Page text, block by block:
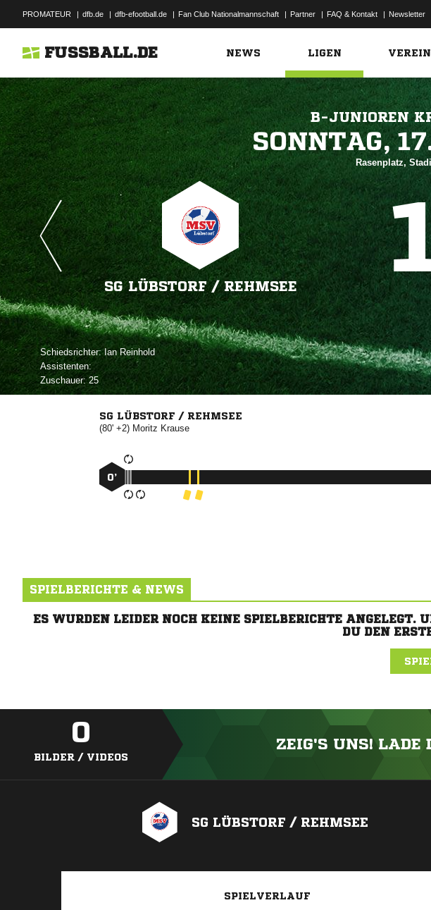
PROMATEUR | dfb.de | dfb-efootball.de | Fan Club Nationalmannschaft | Partner | FAQ & Kontakt | Newsletter
FUSSBALL.DE NEWS LIGEN
B-JUNIOREN

Rasenplatz,
SG LÜBSTORF /​ REHMSEE
Schiedsrichter: 
Assistenten:
Zuschauer:25
SG LÜBSTORF / REHMSEE
(80' +2)  
0’
SPIELBERICHTE & NEWS
ES WURDEN LEIDER NOCH KEINE SPIELBERICHTE
DU DEN
0
BILDER / VIDEOS
ZEIG'S UNS! LADE
SG LÜBSTORF / REHMSEE
SPIELVERLAUF